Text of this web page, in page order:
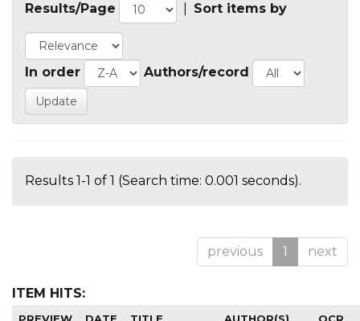
Results/Page Sort items by
In order Authors/record
Results 1-1 of 1 (Search time: 0.001 seconds).
previous 1 next
ITEM HITS: